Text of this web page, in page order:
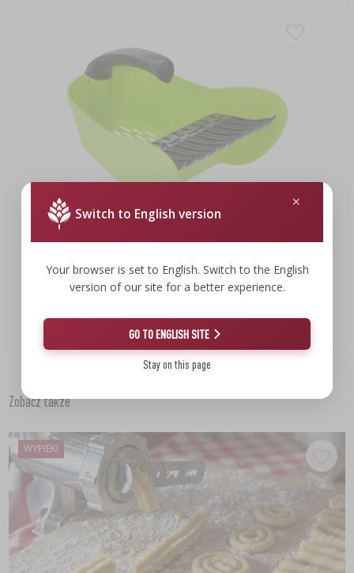
23,79 zł
Zobacz także
WYPIEKI
Switch to English version
Your browser is set to English. Switch to the English
version of our site for a better experience.
GO TO ENGLISH SITE
Stay on this page